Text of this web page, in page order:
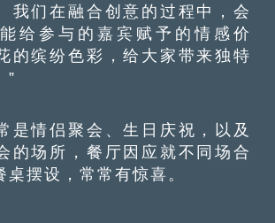
我们在融合创意的过程中，会
给参与的嘉宾赋予的情感价
的缤纷色彩，给大家带来独特
”
情侣聚会、生日庆祝，以及
的场所，餐厅因应就不同场合
摆设，常常有惊喜。